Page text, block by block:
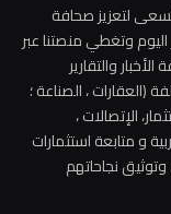
لتعزيز صحافة
وتغطي منصتنا عبر
والتقارير
(العقارات ، الصناعة ؛
الإتصالات ،
و متابعة استثمارات
نجاحاتهم